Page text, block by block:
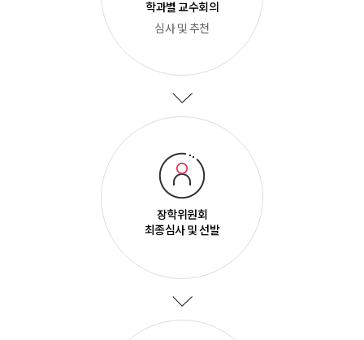
학과별 교수회의
심사 및 추천
장학위원회
최종심사 및 선발